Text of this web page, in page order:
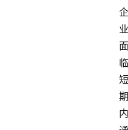
企
业
面
临
短
期
内